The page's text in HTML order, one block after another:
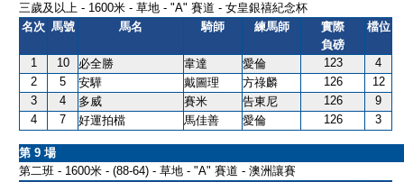
三歲及以上 - 1600米 - 草地 - "A" 賽道 - 女皇銀禧紀念杯
名次 馬號 馬名 騎師 練馬師
實際
負磅
檔位
1 10 必全勝 韋達 愛倫 123
4
2
5 安驊 戴圖理 方祿麟 126
12
3
4 多威 賽米 告東尼 126
9
4
7 好運拍檔 馬佳善 愛倫 126 3
第 9 場
第二班 - 1600米 - (88-64) - 草地 - "A" 賽道 - 澳洲讓賽